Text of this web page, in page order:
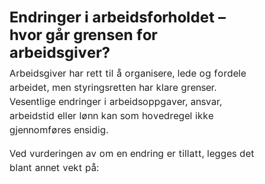
Endringer i arbeidsforholdet –
hvor går grensen for
arbeidsgiver?
Arbeidsgiver har rett til å organisere, lede og fordele
arbeidet, men styringsretten har klare grenser.
Vesentlige endringer i arbeidsoppgaver, ansvar,
arbeidstid eller lønn kan som hovedregel ikke
gjennomføres ensidig.
Ved vurderingen av om en endring er tillatt, legges det
blant annet vekt på: